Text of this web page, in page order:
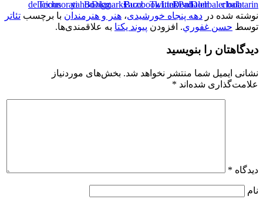
نوشته شده در دهه پنجاه خورشیدی، هنر و هنرمندان با برچسب تئاتر
توسط حسن غفوري. افزودن پیوند یکتا به علاقمندی‌ها.
دیدگاهتان را بنویسید
نشانی ایمیل شما منتشر نخواهد شد. بخش‌های موردنیاز
علامت‌گذاری شده‌اند *
دیدگاه *
نام